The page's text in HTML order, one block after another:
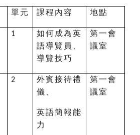
單元 課程內容 地點
1
如何成為英
語導覽員、
導覽技巧
第一會
議室
2
外賓接待禮
儀、
英語簡報能
力
第一會
議室